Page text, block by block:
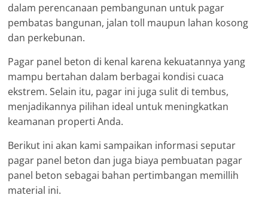
dalam perencanaan pembangunan untuk pagar
pembatas bangunan, jalan toll maupun lahan kosong
dan perkebunan.
Pagar panel beton di kenal karena kekuatannya yang
mampu bertahan dalam berbagai kondisi cuaca
ekstrem. Selain itu, pagar ini juga sulit di tembus,
menjadikannya pilihan ideal untuk meningkatkan
keamanan properti Anda.
Berikut ini akan kami sampaikan informasi seputar
pagar panel beton dan juga biaya pembuatan pagar
panel beton sebagai bahan pertimbangan memillih
material ini.